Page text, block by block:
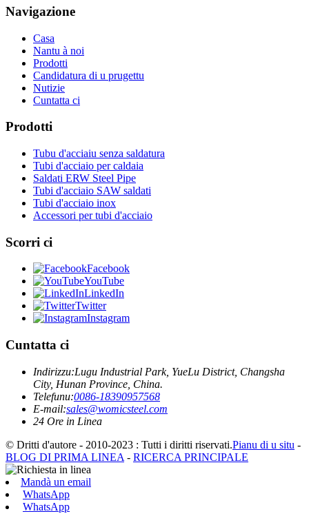
Navigazione
Casa
Nantu à noi
Prodotti
Candidatura di u prugettu
Nutizie
Cuntatta ci
Prodotti
Tubu d'acciaiu senza saldatura
Tubi d'acciaio per caldaia
Saldati ERW Steel Pipe
Tubi d'acciaio SAW saldati
Tubi d'acciaio inox
Accessori per tubi d'acciaio
Scorri ci
Facebook
YouTube
LinkedIn
Twitter
Instagram
Cuntatta ci
Indirizzu:Lugu Industrial Park, YueLu District, Changsha
City, Hunan Province, China.
Telefunu:0086-18390957568
E-mail:sales@womicsteel.com
24 Ore in Linea
© Dritti d'autore - 2010-2023 : Tutti i diritti riservati.Pianu di u situ -
BLOG DI PRIMA LINEA - RICERCA PRINCIPALE
Mandà un email
WhatsApp
WhatsApp